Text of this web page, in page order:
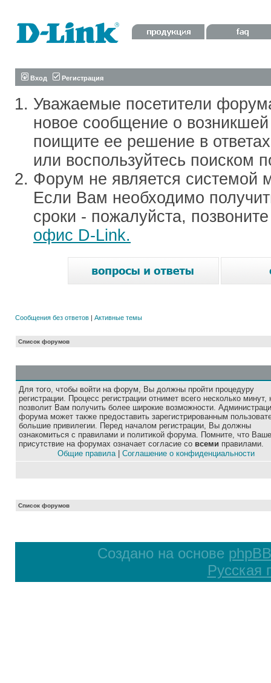
Вход Регистрация
Уважаемые посетители
новое сообщение о
поищите ее решение в
или воспользуйтесь поиском
Форум не является системой
Если Вам необходимо
сроки - пожалуйста,
офис D-Link.
Сообщения без ответов | Активные темы
Список форумов
Для того, чтобы войти на форум, Вы должны пройти процедуру
регистрации. Процесс регистрации отнимет всего несколько минут,
позволит Вам получить более широкие возможности.
форума может также предоставить зарегистрированным
большие привилегии. Перед началом регистрации, Вы должны
ознакомиться с правилами и политикой форума. Помните, что Ваше
присутствие на форумах означает согласие со всеми правилами.
Общие правила| Соглашение о конфиденциальности
Список форумов
Создано на основе phpBB
Русская